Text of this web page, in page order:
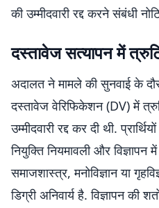
की उम्मीदवारी रद्द करने संबंधी
दस्तावेज सत्यापन में
अदालत ने मामले की सुनवाई के
दस्तावेज वेरिफिकेशन (DV) में
उम्मीदवारी रद्द कर दी थी.
नियुक्ति नियमावली और
समाजशास्त्र, मनोविज्ञान या
डिग्री अनिवार्य है. विज्ञापन की